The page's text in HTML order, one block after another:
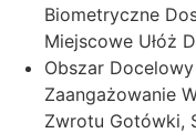
Biometryczne
Miejscowe Ułóż
Obszar
Zaangażowanie
Zwrotu Gotówki,